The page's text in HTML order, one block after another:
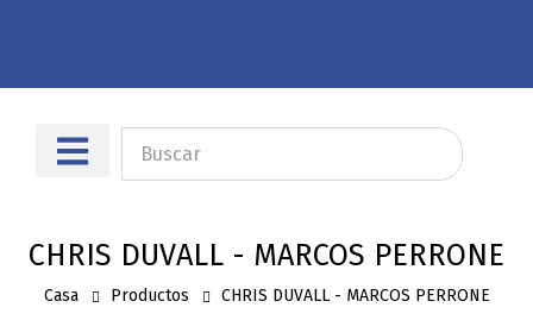
CHRIS DUVALL - MARCOS PERRONE
Casa Productos CHRIS DUVALL - MARCOS PERRONE